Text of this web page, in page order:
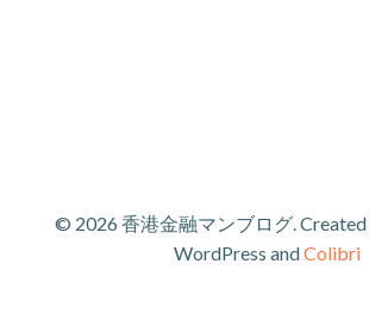
© 2026 香港金融マンブログ.
WordPress andColibri